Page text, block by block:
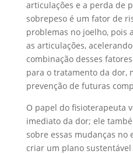
articulações e a perda de
sobrepeso é um fator de
problemas no joelho, pois
as articulações,
combinação desses
para o tratamento da dor,
prevenção de futuras
O papel do fisioterapeuta
imediato da dor; ele
sobre essas mudanças no
criar um plano